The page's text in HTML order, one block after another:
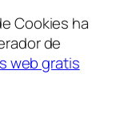
Cookies ha
de
web gratis